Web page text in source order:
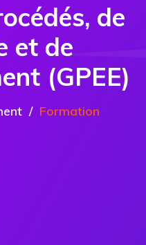
de
et de
(GPEE)
Formation